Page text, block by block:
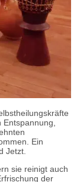
Entspannung,
Ein
Jetzt.
sie reinigt auch
der